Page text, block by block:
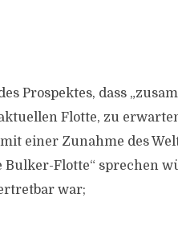
Prospektes, dass
Flotte, zu
einer Zunahme des
Flotte“ sprechen
war;